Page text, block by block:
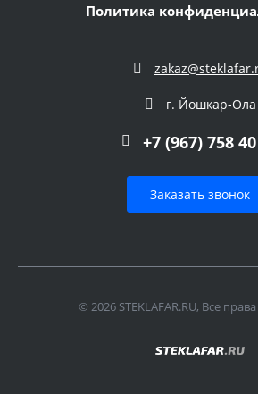
Политика
г. Йошкар-Ола
+7 (967) 758
Заказать звонок
© 2026 STEKLAFAR.RU, Все